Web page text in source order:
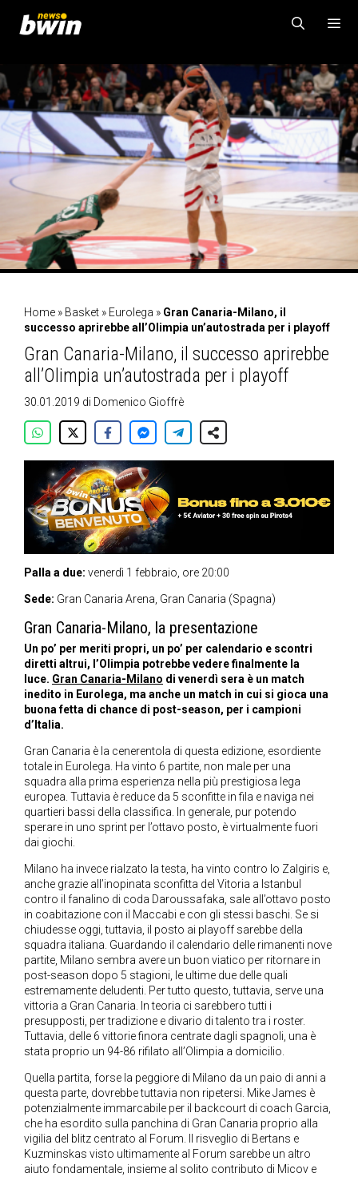
contenuto
MENU
Home » Basket » Eurolega » Gran Canaria-Milano, il
successo aprirebbe all’Olimpia un’autostrada per i playoff
Gran Canaria-Milano, il successo aprirebbe
all’Olimpia un’autostrada per i playoff
30.01.2019 di Domenico Gioffrè
Palla a due: venerdì 1 febbraio, ore 20:00
Sede: Gran Canaria Arena, Gran Canaria (Spagna)
Gran Canaria-Milano, la presentazione
Un po’ per meriti propri, un po’ per calendario e scontri
diretti altrui, l’Olimpia potrebbe vedere finalmente la
luce. Gran Canaria-Milano di venerdì sera è un match
inedito in Eurolega, ma anche un match in cui si gioca una
buona fetta di chance di post-season, per i campioni
d’Italia.
Gran Canaria è la cenerentola di questa edizione, esordiente
totale in Eurolega. Ha vinto 6 partite, non male per una
squadra alla prima esperienza nella più prestigiosa lega
europea. Tuttavia è reduce da 5 sconfitte in fila e naviga nei
quartieri bassi della classifica. In generale, pur potendo
sperare in uno sprint per l’ottavo posto, è virtualmente fuori
dai giochi.
Milano ha invece rialzato la testa, ha vinto contro lo Zalgiris e,
anche grazie all’inopinata sconfitta del Vitoria a Istanbul
contro il fanalino di coda Daroussafaka, sale all’ottavo posto
in coabitazione con il Maccabi e con gli stessi baschi. Se si
chiudesse oggi, tuttavia, il posto ai playoff sarebbe della
squadra italiana. Guardando il calendario delle rimanenti nove
partite, Milano sembra avere un buon viatico per ritornare in
post-season dopo 5 stagioni, le ultime due delle quali
estremamente deludenti. Per tutto questo, tuttavia, serve una
vittoria a Gran Canaria. In teoria ci sarebbero tutti i
presupposti, per tradizione e divario di talento tra i roster.
Tuttavia, delle 6 vittorie finora centrate dagli spagnoli, una è
stata proprio un 94-86 rifilato all’Olimpia a domicilio.
Quella partita, forse la peggiore di Milano da un paio di anni a
questa parte, dovrebbe tuttavia non ripetersi. Mike James è
potenzialmente immarcabile per il backcourt di coach Garcia,
che ha esordito sulla panchina di Gran Canaria proprio alla
vigilia del blitz centrato al Forum. Il risveglio di Bertans e
Kuzminskas visto ultimamente al Forum sarebbe un altro
aiuto fondamentale, insieme al solito contributo di Micov e